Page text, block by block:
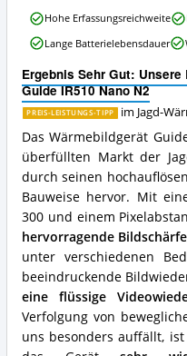
erhältlich?
Ergebnis Sehr Gut:
Guide IR510 Nano N2
PREIS-LEISTUNGS-TIPP im Jagd-
Das Wärmebildgerät
überfüllten Markt der
durch seinen
Bauweise hervor. Mit
300 und einem
hervorragende Bildschärfe
unter verschiedenen
beeindruckende
eine flüssige
Verfolgung von
uns besonders auffällt,
Wärmebildgerät
Guide
IR510
N2
Vorteile:
Was
spricht
für
diese
Jagd-
Wärmebildkamera?
Hohe Erfassungsreichweite
Lange Batterielebensdauer